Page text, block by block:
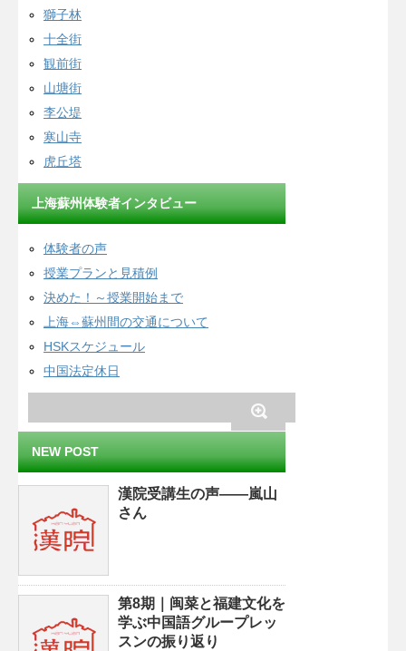
獅子林
十全街
観前街
山塘街
李公堤
寒山寺
虎丘塔
上海蘇州体験者インタビュー
体験者の声
授業プランと見積例
決めた！～授業開始まで
上海⇔蘇州間の交通について
HSKスケジュール
中国法定休日
NEW POST
漢院受講生の声——嵐山
さん
第8期｜闽菜と福建文化を
学ぶ中国語グループレッ
スンの振り返り